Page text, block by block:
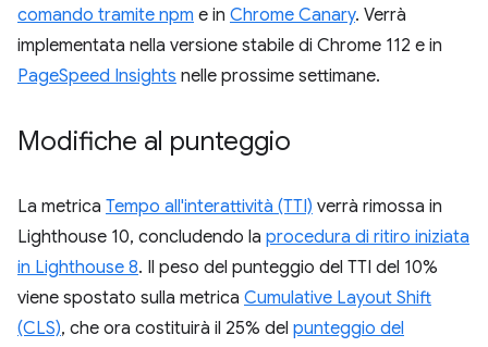
comando tramite npm e in Chrome Canary. Verrà
implementata nella versione stabile di Chrome 112 e in
PageSpeed Insights nelle prossime settimane.
Modifiche al punteggio
La metrica Tempo all'interattività (TTI) verrà rimossa in
Lighthouse 10, concludendo la procedura di ritiro iniziata
in Lighthouse 8. Il peso del punteggio del TTI del 10%
viene spostato sulla metrica Cumulative Layout Shift
(CLS), che ora costituirà il 25% del punteggio del